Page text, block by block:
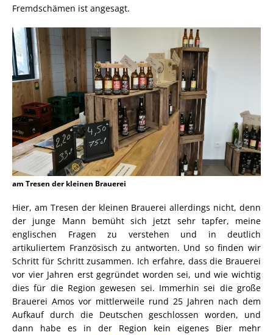
Fremdschämen ist angesagt.
am Tresen der kleinen Brauerei
Hier, am Tresen der kleinen Brauerei allerdings nicht, denn
der junge Mann bemüht sich jetzt sehr tapfer, meine
englischen Fragen zu verstehen und in deutlich
artikuliertem Französisch zu antworten. Und so finden wir
Schritt für Schritt zusammen. Ich erfahre, dass die Brauerei
vor vier Jahren erst gegründet worden sei, und wie wichtig
dies für die Region gewesen sei. Immerhin sei die große
Brauerei Amos vor mittlerweile rund 25 Jahren nach dem
Aufkauf durch die Deutschen geschlossen worden, und
dann habe es in der Region kein eigenes Bier mehr